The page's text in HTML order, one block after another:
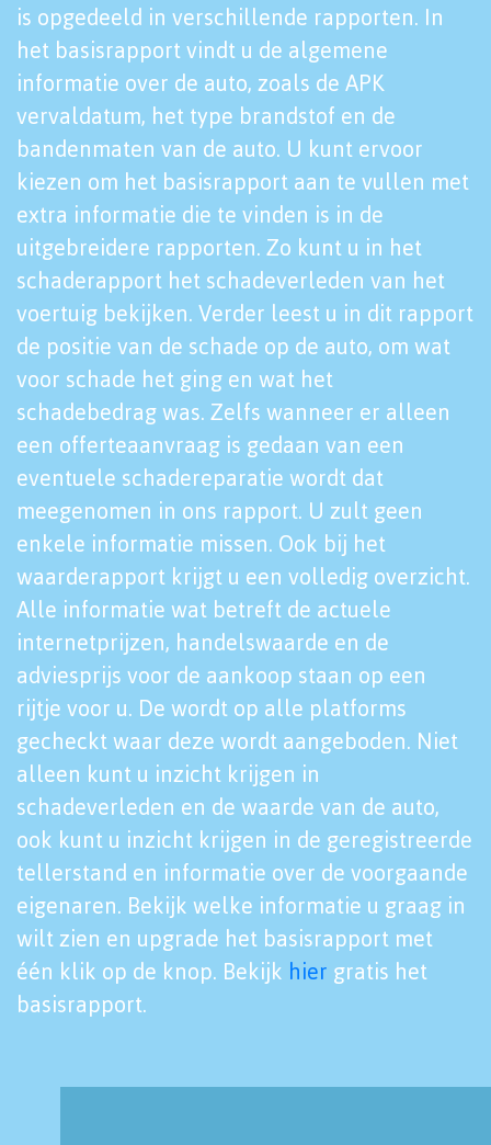
is opgedeeld in verschillende rapporten. In
het basisrapport vindt u de algemene
informatie over de auto, zoals de APK
vervaldatum, het type brandstof en de
bandenmaten van de auto. U kunt ervoor
kiezen om het basisrapport aan te vullen met
extra informatie die te vinden is in de
uitgebreidere rapporten. Zo kunt u in het
schaderapport het schadeverleden van het
voertuig bekijken. Verder leest u in dit rapport
de positie van de schade op de auto, om wat
voor schade het ging en wat het
schadebedrag was. Zelfs wanneer er alleen
een offerteaanvraag is gedaan van een
eventuele schadereparatie wordt dat
meegenomen in ons rapport. U zult geen
enkele informatie missen. Ook bij het
waarderapport krijgt u een volledig overzicht.
Alle informatie wat betreft de actuele
internetprijzen, handelswaarde en de
adviesprijs voor de aankoop staan op een
rijtje voor u. De wordt op alle platforms
gecheckt waar deze wordt aangeboden. Niet
alleen kunt u inzicht krijgen in
schadeverleden en de waarde van de auto,
ook kunt u inzicht krijgen in de geregistreerde
tellerstand en informatie over de voorgaande
eigenaren. Bekijk welke informatie u graag in
wilt zien en upgrade het basisrapport met
één klik op de knop. Bekijk hier gratis het
basisrapport.